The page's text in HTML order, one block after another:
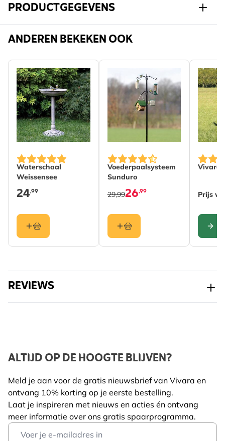
PRODUCTGEGEVENS
Art.nr. B-37030-2
ANDEREN BEKEKEN OOK
Waterschaal
Weissensee
24,99
Voederpaalsysteem
Sunduro
26,99
29,99
Vivara
The
Prijs
REVIEWS
ALTIJD OP DE HOOGTE BLIJVEN?
Meld je aan voor de gratis nieuwsbrief van Vivara en
ontvang 10% korting op je eerste bestelling.
Laat je inspireren met nieuws en acties én ontvang
meer informatie over ons gratis spaarprogramma.
Email Address